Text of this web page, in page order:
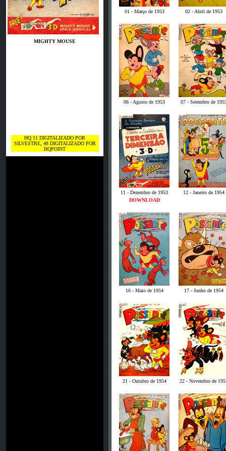
MIGHTY MOUSE
HQ 11 DIGITALIZADO POR
SILVESTRE, 48 DIGITALIZADO POR
HQPOINT
01 - Março de 1953 02 - Abril de 1953
06 - Agosto de 1953 07 - Setembro de
11 - Dezembro de 1953
12 - Janeiro de 1954
DOWNLOAD
16 - Maio de 1954 17 - Junho de 1954
21 - Outubro de 1954 22 - Novembro de